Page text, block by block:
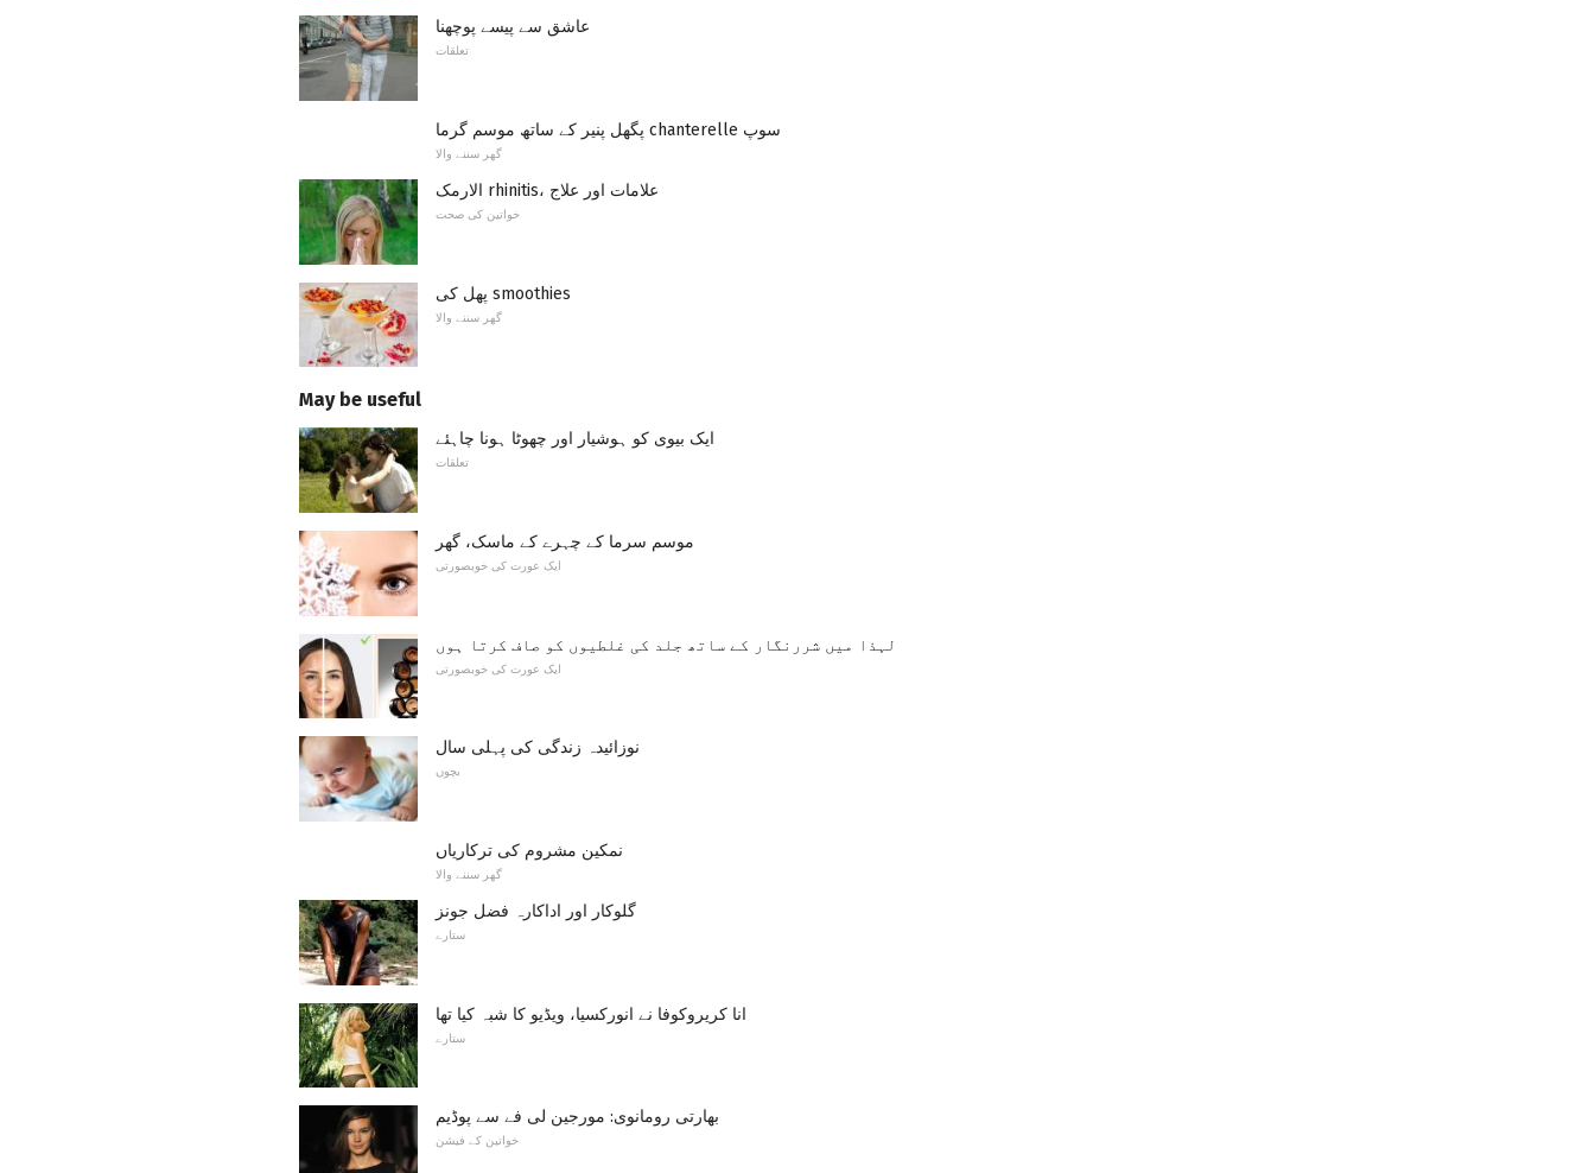
عاشق سے پیسے پوچھنا
تعلقات
پگھل پنیر کے ساتھ موسم گرما chanterelle سوپ
گھر سننے والا
الارمک rhinitis، علامات اور علاج
خواتین کی صحت
پھل کی smoothies
گھر سننے والا
May be useful
ایک بیوی کو ہوشیار اور چھوٹا ہونا چاہئے
تعلقات
موسم سرما کے چہرے کے ماسک، گھر
ایک عورت کی خوبصورتی
لہذا میں شررنگار کے ساتھ جلد کی غلطیوں کو صاف کرتا ہوں
ایک عورت کی خوبصورتی
نوزائیدہ زندگی کی پہلی سال
بچوں
نمکین مشروم کی ترکاریاں
گھر سننے والا
گلوکار اور اداکارہ فضل جونز
ستارے
انا کریروکوفا نے انورکسیا، ویڈیو کا شبہ کیا تھا
ستارے
بھارتی رومانوی: مورجین لی فے سے پوڈیم
خواتین کے فیشن